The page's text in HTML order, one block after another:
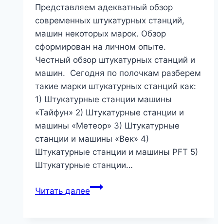
Представляем адекватный обзор
современных штукатурных станций,
машин некоторых марок. Обзор
сформирован на личном опыте.
Честный обзор штукатурных станций и
машин. Сегодня по полочкам разберем
такие марки штукатурных станций как:
1) Штукатурные станции машины
«Тайфун» 2) Штукатурные станции и
машины «Метеор» 3) Штукатурные
станции и машины «Век» 4)
Штукатурные станции и машины PFT 5)
Штукатурные станции…
Читать далееОбзор